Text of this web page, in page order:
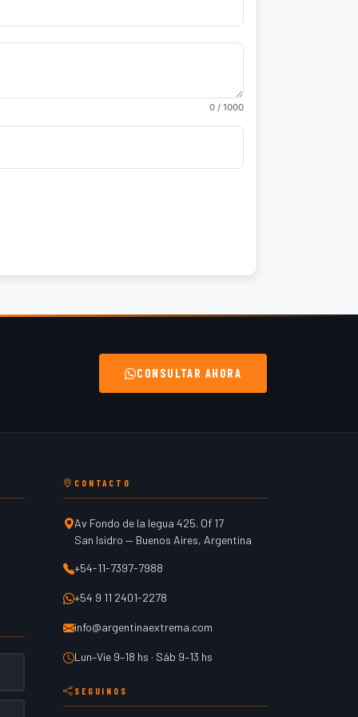
0 / 1000
CONSULTAR AHORA
CONTACTO
Av Fondo de la legua 425. Of 17
San Isidro — Buenos Aires, Argentina
+54-11-7397-7988
+54 9 11 2401-2278
info@argentinaextrema.com
Lun–Vie 9–18 hs · Sáb 9–13 hs
SEGUINOS